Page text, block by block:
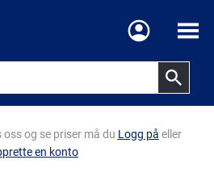
Meny
og se priser må du Logg på eller
en konto